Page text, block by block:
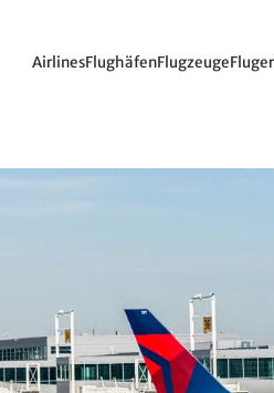
AirlinesFlughäfenFlugzeuge